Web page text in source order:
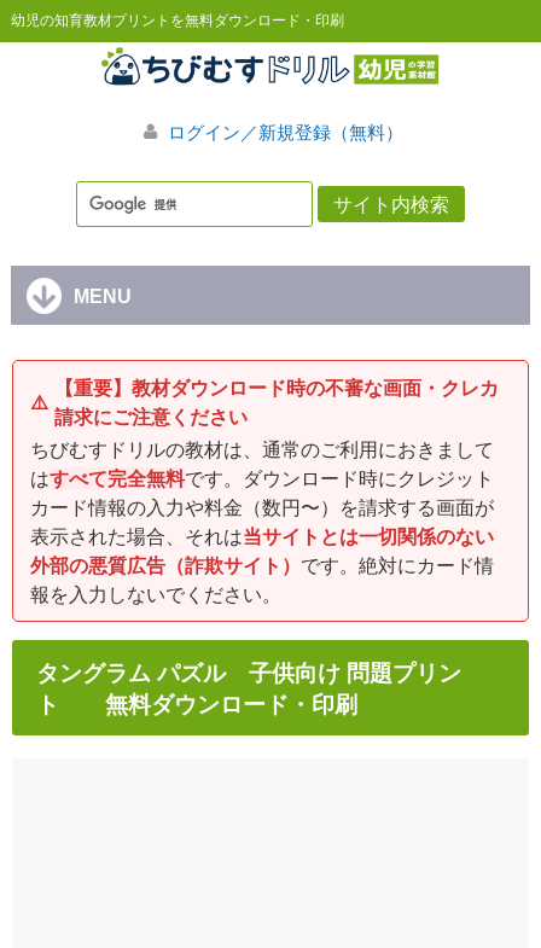
幼児の知育教材プリントを無料ダウンロード・印刷
ログイン／新規登録（無料）
MENU
⚠️
【重要】教材ダウンロード時の不審な画面・クレカ
請求にご注意ください
ちびむすドリルの教材は、通常のご利用におきまして
はすべて完全無料です。ダウンロード時にクレジット
カード情報の入力や料金（数円〜）を請求する画面が
表示された場合、それは当サイトとは一切関係のない
外部の悪質広告（詐欺サイト） です。絶対にカード情
報を入力しないでください。
タングラム パズル 子供向け 問題プリン
ト 無料ダウンロード・印刷